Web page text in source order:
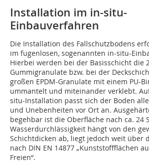
Installation im in-situ-
Einbauverfahren
Die Installation des Fallschutzbodens
im fugenlosen, sogenannten in-situ-
Hierbei werden bei der Basisschicht die
Gummigranulate bzw. bei der
großen EPDM-Granulate mit einem PU-
ummantelt und miteinander verklebt.
situ-Installation passt sich der Boden
und Unebenheiten vor Ort an.
begehbar ist die Oberfläche nach ca. 24
Wasserdurchlässigkeit hängt von den
Schichtdicken ab, liegt jedoch weit über
nach DIN EN 14877 „Kunststoffflächen
Freien“.